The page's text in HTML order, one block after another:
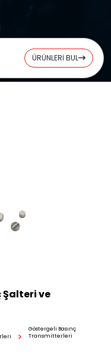
ÜRÜNLERİ BUL
Şalteri ve
Göstergeli Basınç
Transmitterleri